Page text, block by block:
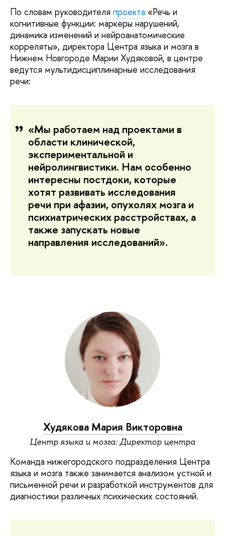
По словам руководителя проекта «Речь и
когнитивные функции: маркеры нарушений,
динамика изменений и нейроанатомические
корреляты», директора Центра языка и мозга в
Нижнем Новгороде Марии Худяковой, в центре
ведутся мультидисциплинарные исследования
речи:
«Мы работаем над проектами в
области клинической,
экспериментальной и
нейролингвистики. Нам особенно
интересны постдоки, которые
хотят развивать исследования
речи при афазии, опухолях мозга и
психиатрических расстройствах, а
также запускать новые
направления исследований».
Худякова Мария Викторовна
Центр языка и мозга: Директор центра
Команда нижегородского подразделения Центра
языка и мозга также занимается анализом устной и
письменной речи и разработкой инструментов для
диагностики различных психических состояний.